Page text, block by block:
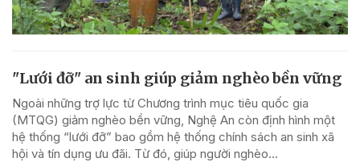
"Lưới đỡ" an sinh giúp giảm nghèo bền vững
Ngoài những trợ lực từ Chương trình mục tiêu quốc gia
(MTQG) giảm nghèo bền vững, Nghệ An còn định hình một
hệ thống “lưới đỡ” bao gồm hệ thống chính sách an sinh xã
hội và tín dụng ưu đãi. Từ đó, giúp người nghèo...